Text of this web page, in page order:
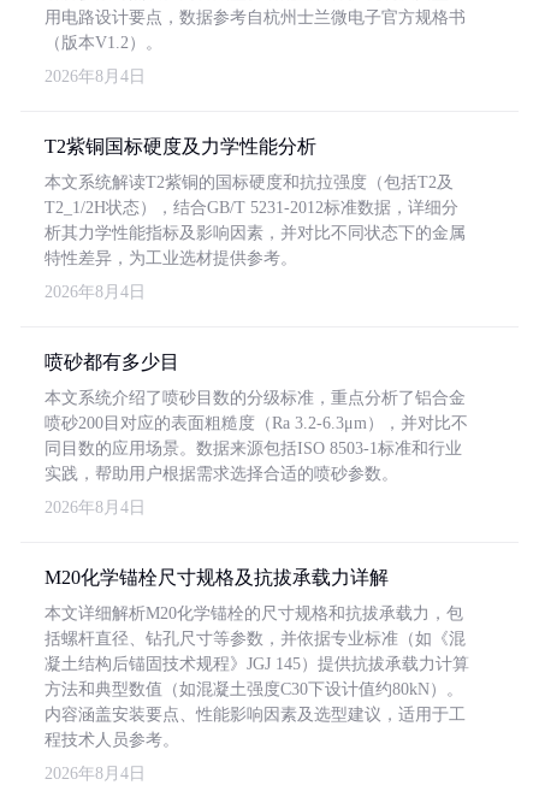
用电路设计要点，数据参考自杭州士兰微电子官方规格书
（版本V1.2）。
2026年8月4日
T2紫铜国标硬度及力学性能分析
本文系统解读T2紫铜的国标硬度和抗拉强度（包括T2及
T2_1/2H状态），结合GB/T 5231-2012标准数据，详细分
析其力学性能指标及影响因素，并对比不同状态下的金属
特性差异，为工业选材提供参考。
2026年8月4日
喷砂都有多少目
本文系统介绍了喷砂目数的分级标准，重点分析了铝合金
喷砂200目对应的表面粗糙度（Ra 3.2-6.3μm），并对比不
同目数的应用场景。数据来源包括ISO 8503-1标准和行业
实践，帮助用户根据需求选择合适的喷砂参数。
2026年8月4日
M20化学锚栓尺寸规格及抗拔承载力详解
本文详细解析M20化学锚栓的尺寸规格和抗拔承载力，包
括螺杆直径、钻孔尺寸等参数，并依据专业标准（如《混
凝土结构后锚固技术规程》JGJ 145）提供抗拔承载力计算
方法和典型数值（如混凝土强度C30下设计值约80kN）。
内容涵盖安装要点、性能影响因素及选型建议，适用于工
程技术人员参考。
2026年8月4日